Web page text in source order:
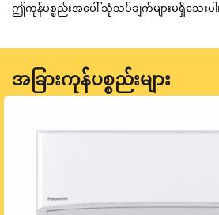
ဤကုန်ပစ္စည်းအပေါ် သုံသပ်ချက်များမရှိသေးပါ
အခြားကုန်ပစ္စည်းများ